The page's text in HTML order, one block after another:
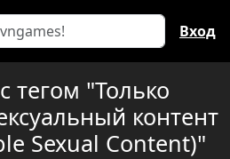
Вход
тегом "Только
контент
Sexual Content)"